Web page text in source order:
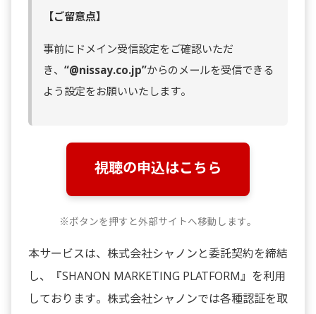
【ご留意点】
事前にドメイン受信設定をご確認いただ
き、 “@nissay.co.jp”からのメールを受信できる
よう設定をお願いいたします。
視聴の申込はこちら
※ボタンを押すと外部サイトへ移動します。
本サービスは、株式会社シャノンと委託契約を締結
し、『SHANON MARKETING PLATFORM』を利用
しております。株式会社シャノンでは各種認証を取